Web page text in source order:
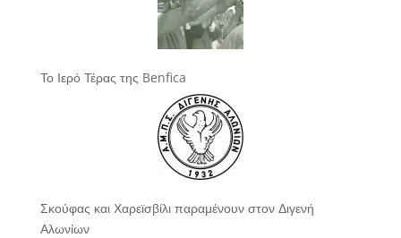
Το Ιερό Τέρας της Benfica
Σκούφας και Χαρεϊσβίλι παραμένουν στον Διγενή
Αλωνίων